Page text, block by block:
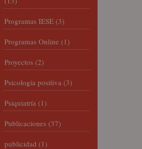
Programas IESE (3)
Programas Online (1)
Proyectos (2)
Psicología positiva (3)
Psiquiatría (1)
Publicaciones (37)
publicidad (1)